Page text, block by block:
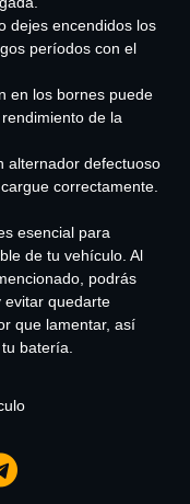
dejes encendidos los
períodos con el
en los bornes puede
de la
alternador defectuoso
correctamente.
esencial para
de tu vehículo. Al
podrás
evitar quedarte
que lamentar, así
batería.